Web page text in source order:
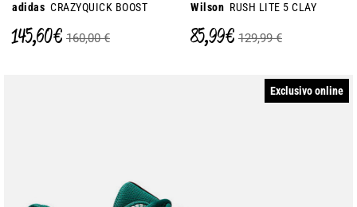
adidas CRAZYQUICK BOOST
145,60 € 160,00 €
Wilson RUSH LITE 5 CLAY
85,99 € 129,99 €
Exclusivo online